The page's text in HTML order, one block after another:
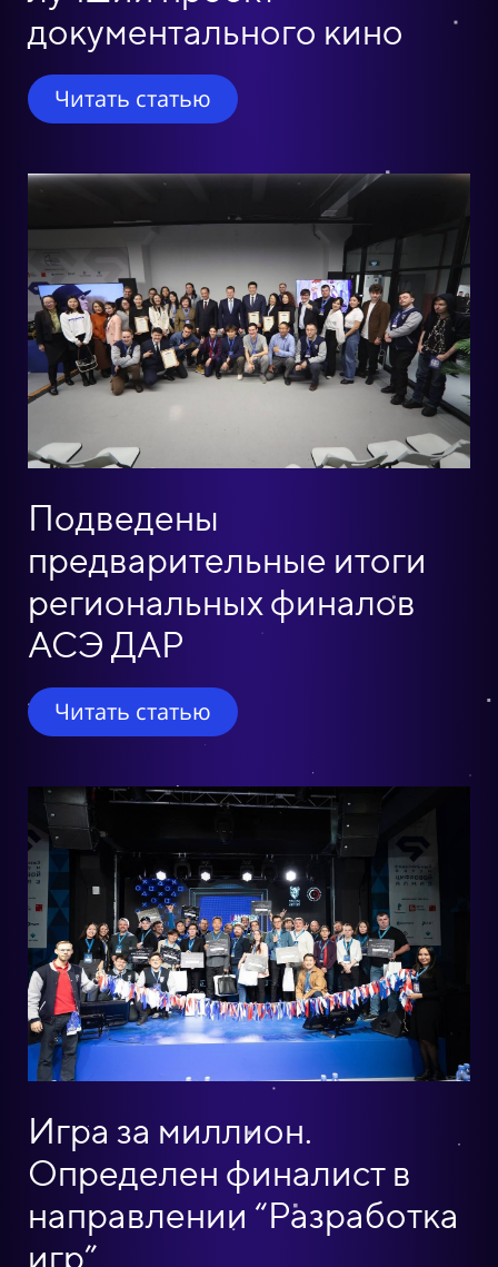
документального кино
Читать статью
Подведены
предварительные итоги
региональных финалов
АСЭ ДАР
Читать статью
Игра за миллион.
Определен финалист в
направлении “Разработка
игр”